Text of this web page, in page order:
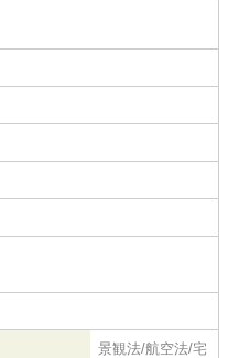
景観法/航空法/宅